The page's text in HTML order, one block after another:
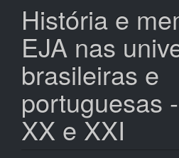
História e
EJA nas
brasileiras e
portuguesas
XX e XXI